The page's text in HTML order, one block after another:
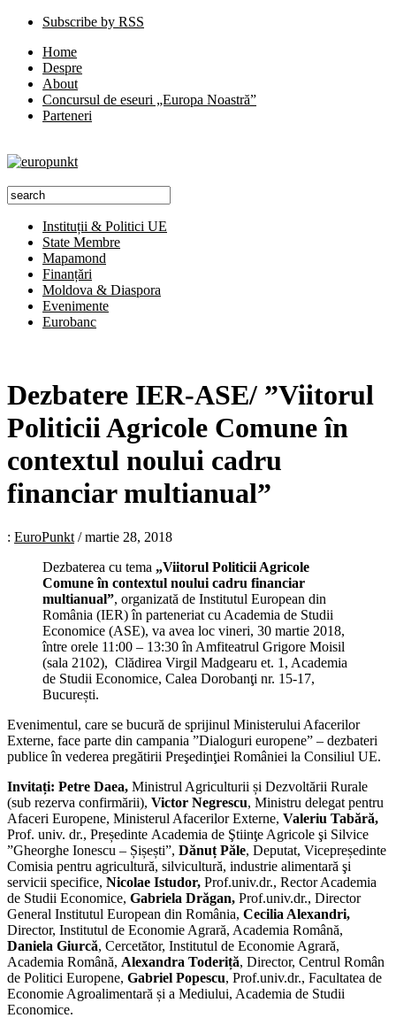
Subscribe by RSS
Home
Despre
About
Concursul de eseuri „Europa Noastră”
Parteneri
Instituții & Politici UE
State Membre
Mapamond
Finanțări
Moldova & Diaspora
Evenimente
Eurobanc
Dezbatere IER-ASE/ ”Viitorul
Politicii Agricole Comune în
contextul noului cadru
financiar multianual”
: EuroPunkt /martie 28, 2018
Dezbaterea cu tema „Viitorul Politicii Agricole
Comune în contextul noului cadru financiar
multianual”, organizată de Institutul European din
România (IER) în parteneriat cu Academia de Studii
Economice (ASE), va avea loc vineri, 30 martie 2018,
între orele 11:00 – 13:30 în Amfiteatrul Grigore Moisil
(sala 2102), Clădirea Virgil Madgearu et. 1, Academia
de Studii Economice, Calea Dorobanţi nr. 15-17,
București.
Evenimentul, care se bucură de sprijinul Ministerului Afacerilor
Externe, face parte din campania ”Dialoguri europene” – dezbateri
publice în vederea pregătirii Preşedinţiei României la Consiliul UE.
Invitați: Petre Daea, Ministrul Agriculturii și Dezvoltării Rurale
(sub rezerva confirmării), Victor Negrescu, Ministru delegat pentru
Afaceri Europene, Ministerul Afacerilor Externe, Valeriu Tabără,
Prof. univ. dr., Președinte Academia de Ştiinţe Agricole şi Silvice
”Gheorghe Ionescu – Șișești”, Dănuț Păle, Deputat, Vicepreședinte
Comisia pentru agricultură, silvicultură, industrie alimentară şi
servicii specifice, Nicolae Istudor, Prof.univ.dr., Rector Academia
de Studii Economice, Gabriela Drăgan, Prof.univ.dr., Director
General Institutul European din România, Cecilia Alexandri,
Director, Institutul de Economie Agrară, Academia Română,
Daniela Giurcă, Cercetător, Institutul de Economie Agrară,
Academia Română, Alexandra Toderiță, Director, Centrul Român
de Politici Europene, Gabriel Popescu, Prof.univ.dr., Facultatea de
Economie Agroalimentară și a Mediului, Academia de Studii
Economice.